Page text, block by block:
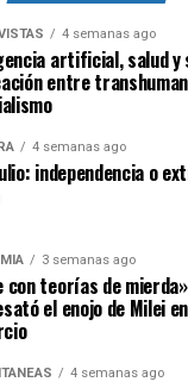
4 semanas ago
artificial, salud y
entre
4 semanas ago
independencia o
3 semanas ago
con teorías de
el enojo de Milei
4 semanas ago